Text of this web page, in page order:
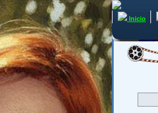
Inicio